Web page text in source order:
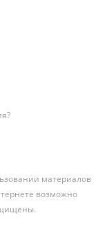
материалов
возможно